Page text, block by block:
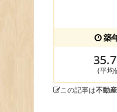
築
(平均
この記事は不動